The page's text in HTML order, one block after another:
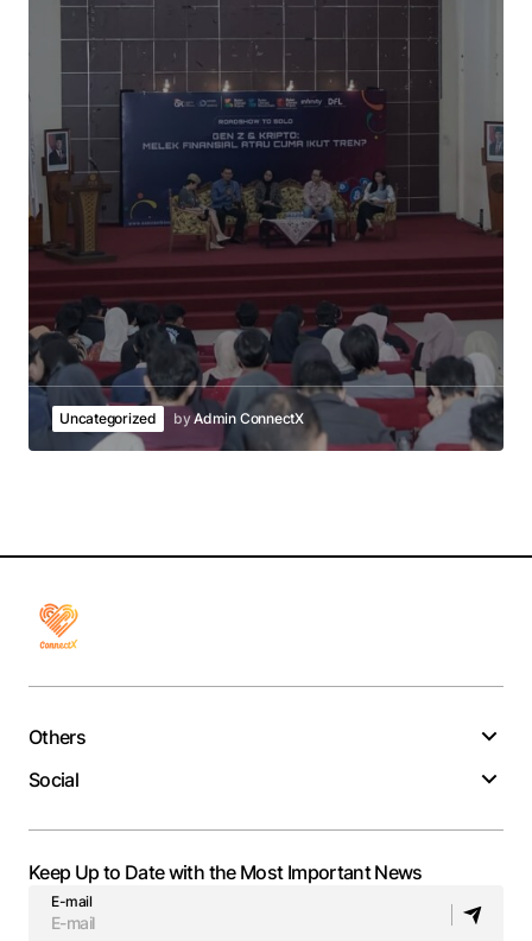
Uncategorized byAdmin ConnectX
Others
Social
Keep Up to Date with the Most Important News
E-mail